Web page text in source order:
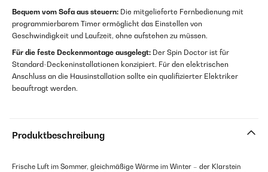
Bequem vom Sofa aus steuern: Die mitgelieferte Fernbedienung mit
programmierbarem Timer ermöglicht das Einstellen von
Geschwindigkeit und Laufzeit, ohne aufstehen zu müssen.
Für die feste Deckenmontage ausgelegt: Der Spin Doctor ist für
Standard-Deckeninstallationen konzipiert. Für den elektrischen
Anschluss an die Hausinstallation sollte ein qualifizierter Elektriker
beauftragt werden.
Produktbeschreibung
Frische Luft im Sommer, gleichmäßige Wärme im Winter – der Klarstein